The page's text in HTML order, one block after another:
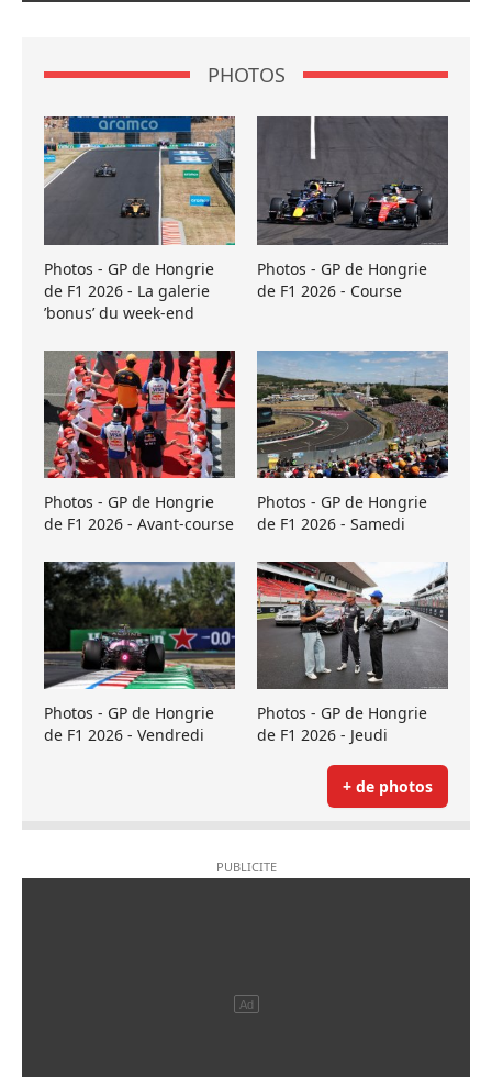
PHOTOS
Photos - GP de Hongrie
de F1 2026 - La galerie
’bonus’ du week-end
Photos - GP de Hongrie
de F1 2026 - Course
Photos - GP de Hongrie
de F1 2026 - Avant-course
Photos - GP de Hongrie
de F1 2026 - Samedi
Photos - GP de Hongrie
de F1 2026 - Vendredi
Photos - GP de Hongrie
de F1 2026 - Jeudi
+ de photos